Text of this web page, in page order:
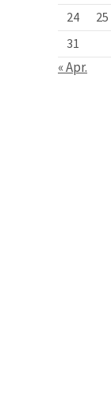
24
25
31
« Apr.